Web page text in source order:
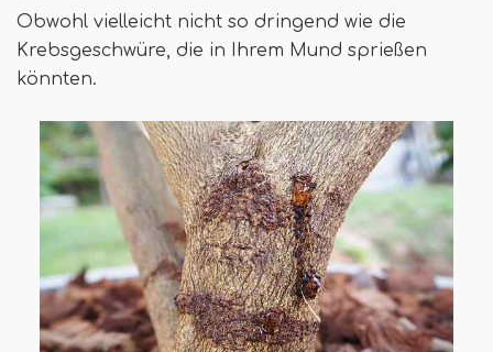
Obwohl vielleicht nicht so dringend wie die
Krebsgeschwüre, die in Ihrem Mund sprießen
könnten.